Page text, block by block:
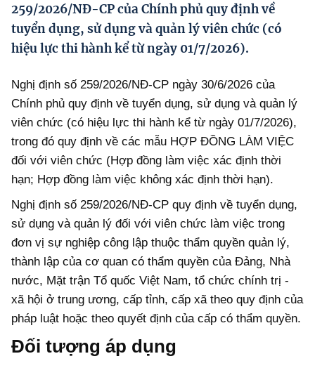
Ocop và chuỗi giá trị Nông sản
Kinh tế tư nhân
Khác
Video
Photo
259/2026/NĐ-CP của Chính phủ quy định về
tuyển dụng, sử dụng và quản lý viên chức (có
hiệu lực thi hành kể từ ngày 01/7/2026).
Nghị định số 259/2026/NĐ-CP ngày 30/6/2026 của
Chính phủ quy định về tuyển dụng, sử dụng và quản lý
viên chức (có hiệu lực thi hành kể từ ngày 01/7/2026),
trong đó quy định về các mẫu HỢP ĐỒNG LÀM VIỆC
đối với viên chức (Hợp đồng làm việc xác định thời
hạn; Hợp đồng làm việc không xác định thời hạn).
Nghị định số 259/2026/NĐ-CP quy định về tuyển dụng,
sử dụng và quản lý đối với viên chức làm việc trong
đơn vị sự nghiệp công lập thuộc thẩm quyền quản lý,
thành lập của cơ quan có thẩm quyền của Đảng, Nhà
nước, Mặt trận Tổ quốc Việt Nam, tổ chức chính trị -
xã hội ở trung ương, cấp tỉnh, cấp xã theo quy định của
pháp luật hoặc theo quyết định của cấp có thẩm quyền.
Đối tượng áp dụng